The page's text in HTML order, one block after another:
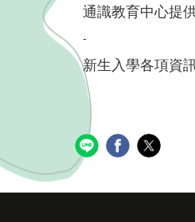
通識教育中心提
-
新生入學各項資